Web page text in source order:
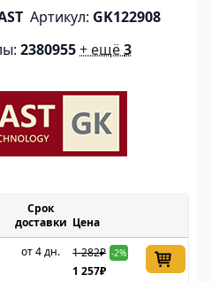
Артикул: GK122908
2380955+ ещё3
Срок
доставки Цена
от 4 дн. 1 282₽ -2%
1 257₽